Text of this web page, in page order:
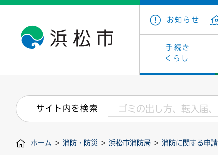
お知らせ
手続き
くらし
戸籍・住民の手続き 保険
住まい・建築 墓地
税金 法人税
子育て・青少年・若者 教育
看護専門学校 学級
小学校一覧
健康・医療 福祉
介護保険
文化・芸術 文化財
浜松・浜名湖だいすきネット
産業振興 カー
発注情報(入札・契約) 福祉
募集 雇用
市の概要 庁舎
外郭団体 統計
職員採用 市有
サイト内を検索
ホーム > 消防・防災 > 浜松市消防局 > 消防に関する申